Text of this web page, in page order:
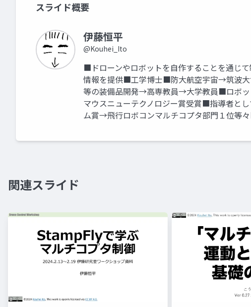
スライド概要
伊藤恒平
@Kouhei_Ito
■ドローンやロボットを自作することを通じ
情報を提供■工学博士■防大航空宇宙→筑波
等の装備品開発→高専教員→大学教員■ロボ
マウスニューテクノロジー賞受賞■指導者と
ム賞→飛行ロボコンマルチコプタ部門１位等
関連スライド